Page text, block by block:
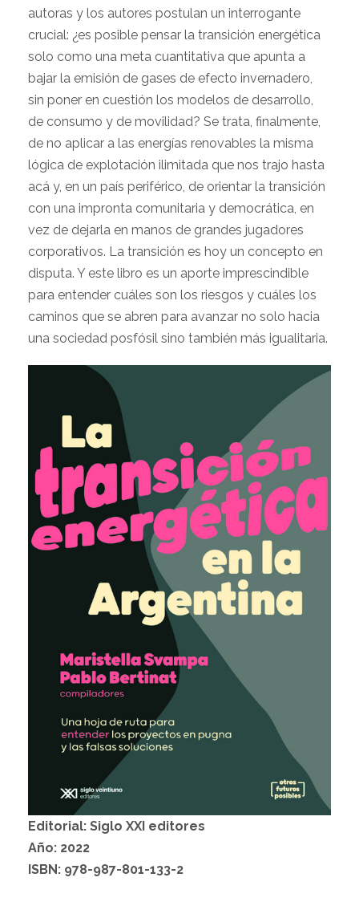
autoras y los autores postulan un interrogante
crucial: ¿es posible pensar la transición energética
solo como una meta cuantitativa que apunta a
bajar la emisión de gases de efecto invernadero,
sin poner en cuestión los modelos de desarrollo,
de consumo y de movilidad? Se trata, finalmente,
de no aplicar a las energías renovables la misma
lógica de explotación ilimitada que nos trajo hasta
acá y, en un país periférico, de orientar la transición
con una impronta comunitaria y democrática, en
vez de dejarla en manos de grandes jugadores
corporativos. La transición es hoy un concepto en
disputa. Y este libro es un aporte imprescindible
para entender cuáles son los riesgos y cuáles los
caminos que se abren para avanzar no solo hacia
una sociedad posfósil sino también más igualitaria.
Editorial: Siglo XXI editores
Año: 2022
ISBN: 978-987-801-133-2